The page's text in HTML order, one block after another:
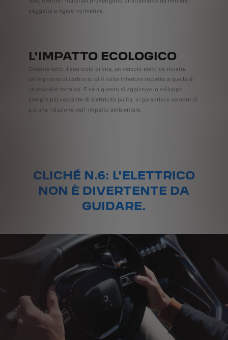
soggette a rigide normative.
L'IMPATTO ECOLOGICO
Durante tutto il suo ciclo di vita, un veicolo elettrico mostra
un'impronta di carbonio di 4 volte inferiore rispetto a quella di
un modello termico. E se a questo si aggiunge lo sviluppo
sempre più costante di elettricità pulita, si garantisce sempre di
più una riduzione dell' impatto ambientale.
CLICHÉ N.6: L'ELETTRICO
NON È DIVERTENTE DA
GUIDARE.